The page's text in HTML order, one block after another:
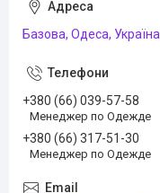
Базова, Одеса, Україна
+380 (66) 039-57-58
Менеджер по Одежде
+380 (66) 317-51-30
Менеджер по Одежде